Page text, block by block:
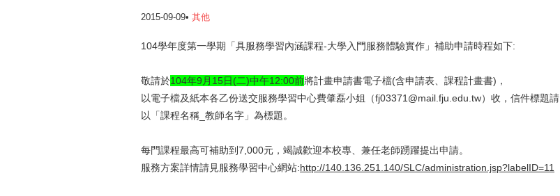
2015-09-09• 其他
104學年度第一學期「具服務學習內涵課程-大學入門服務體驗實作」補助申請時程如下:
敬請於104年9月15日(二)中午12:00前將計畫申請書電子檔(含申請表、課程計畫書)，
以電子檔及紙本各乙份送交服務學習中心費肇磊小姐（fj03371@mail.fju.edu.tw）收， 信件標題請
以「課程名稱_教師名字」為標題。
每門課程最高可補助到7,000元，竭誠歡迎本校專、 兼任老師踴躍提出申請。
服務方案詳情請見服務學習中心網站:http://140.136.251.140/SLC/administration.jsp?labelID=11